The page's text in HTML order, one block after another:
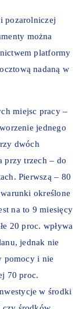
pozarolniczej
można
platformy
nadaną w
miejsc pracy –
jednego
dwóch
przy trzech – do
Pierwszą – 80
określone
na to 9 miesięcy
20 proc. wpływa
jednak nie
pomocy i nie
70 proc.
w środki